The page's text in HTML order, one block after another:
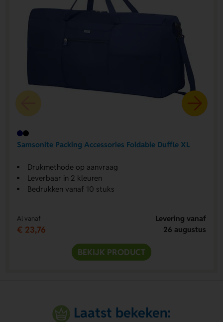
Samsonite Packing Accessories Foldable Duffle XL
Drukmethode op aanvraag
Leverbaar in 2 kleuren
Bedrukken vanaf 10 stuks
Al vanaf
€ 23,76
Levering vanaf
26 augustus
BEKIJK PRODUCT
Laatst bekeken: